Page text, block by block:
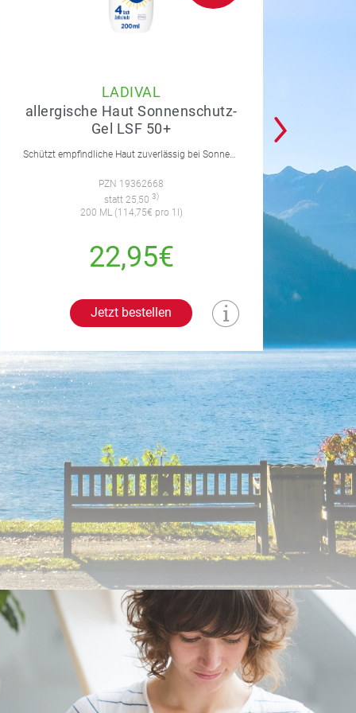
LADIVAL
allergische Haut Sonnenschutz-
Gel LSF 50+
Schützt empfindliche Haut zuverlässig bei Sonnenallergie und Mallorca-Akne. Mit 4-fach Zellschutz und einer leichten, nicht fettenden Gel-Formel.
PZN 19362668
statt 25,50 3)
200 ML (114,75€ pro 1l)
22,95€
Jetzt bestellen